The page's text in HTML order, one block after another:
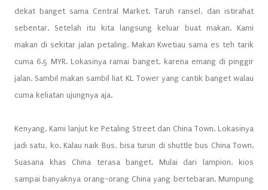
dekat banget sama Central Market. Taruh ransel, dan istirahat
sebentar. Setelah itu kita langsung keluar buat makan. Kami
makan di sekitar jalan petaling. Makan Kwetiau sama es teh tarik
cuma 6.5 MYR. Lokasinya ramai banget, karena emang di pinggir
jalan. Sambil makan sambil liat KL Tower yang cantik banget walau
cuma keliatan ujungnya aja.
Kenyang. Kami lanjut ke Petaling Street dan China Town. Lokasinya
jadi satu, ko. Kalau naik Bus, bisa turun di shuttle bus China Town.
Suasana khas China terasa banget. Mulai dari lampion, kios
sampai banyaknya orang-orang China yang bertebaran. Mumpung